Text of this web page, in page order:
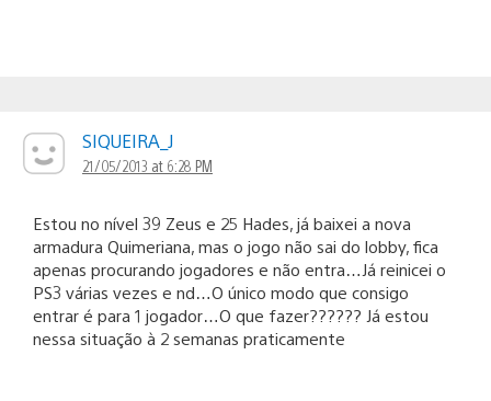
SIQUEIRA_J
21/05/2013 at 6:28 PM
Estou no nível 39 Zeus e 25 Hades, já baixei a nova
armadura Quimeriana, mas o jogo não sai do lobby, fica
apenas procurando jogadores e não entra…Já reinicei o
PS3 várias vezes e nd…O único modo que consigo
entrar é para 1 jogador…O que fazer?????? Já estou
nessa situação à 2 semanas praticamente